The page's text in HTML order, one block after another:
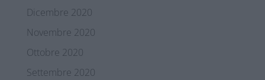
Dicembre 2020
Novembre 2020
Ottobre 2020
Settembre 2020